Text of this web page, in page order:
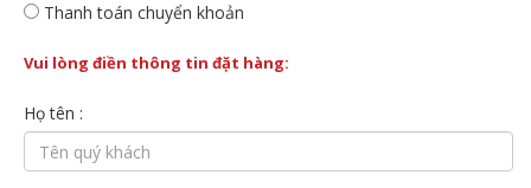
Thanh toán chuyển khoản
Vui lòng điền thông tin đặt hàng:
Họ tên :